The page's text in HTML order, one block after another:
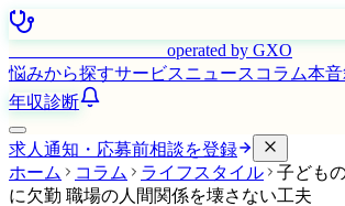
operated by GXO
悩みから探すサービスニュース コラム本
年収診断
求人通知・応募前相談を登録
ホーム
コラム ライフスタイル
子ども
に欠勤 職場の人間関係を壊さない工夫